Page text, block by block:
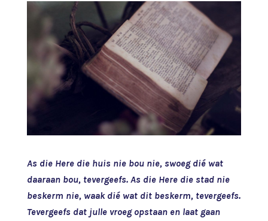
As die Here die huis nie bou nie, swoeg dié wat
daaraan bou, tevergeefs. As die Here die stad nie
beskerm nie, waak dié wat dit beskerm, tevergeefs.
Tevergeefs dat julle vroeg opstaan en laat gaan